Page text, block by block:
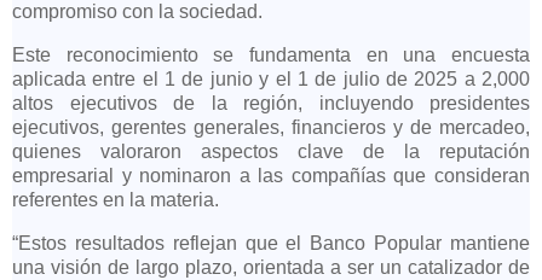
compromiso con la sociedad.
Este reconocimiento se fundamenta en una encuesta
aplicada entre el 1 de junio y el 1 de julio de 2025 a 2,000
altos ejecutivos de la región, incluyendo presidentes
ejecutivos, gerentes generales, financieros y de mercadeo,
quienes valoraron aspectos clave de la reputación
empresarial y nominaron a las compañías que consideran
referentes en la materia.
“Estos resultados reflejan que el Banco Popular mantiene
una visión de largo plazo, orientada a ser un catalizador de